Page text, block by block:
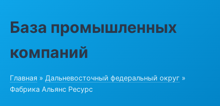
База промышленных
компаний
Главная » Дальневосточный федеральный округ »
Фабрика Альянс Ресурс